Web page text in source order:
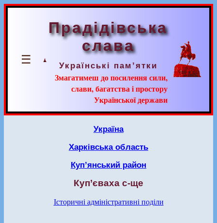
☰
Прадідівська
слава
Українські пам’ятки
Змагатимеш до посилення сили,
слави, багатства і простору
Української держави
Україна
Харківська область
Куп’янський район
Куп’єваха с-ще
Історичні адміністративні поділи